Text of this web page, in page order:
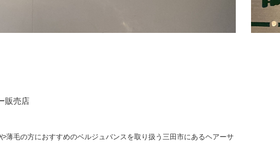
販売店
毛の方におすすめのベルジュバンスを取り扱う三田市にあるヘアーサ